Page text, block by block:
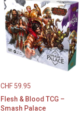
CHF 59.95
Flesh & Blood TCG –
Smash Palace